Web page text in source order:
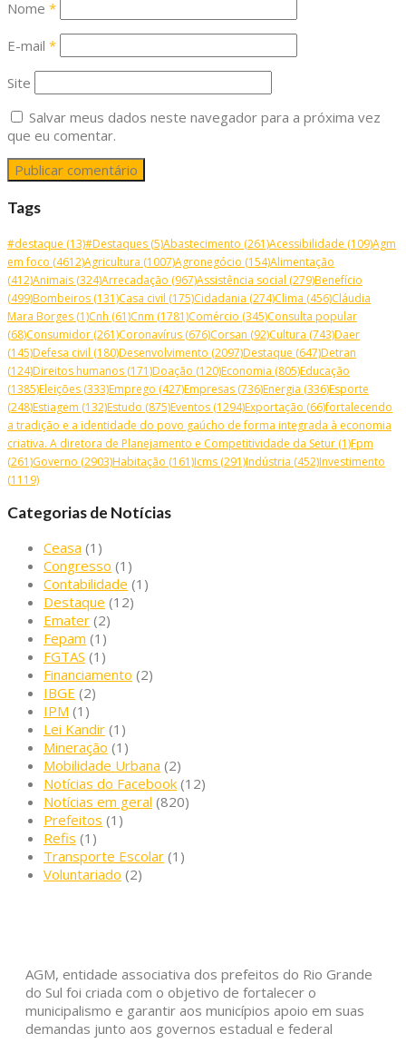
Nome *
E-mail *
Site
Salvar meus dados neste navegador para a próxima vez
que eu comentar.
Tags
#destaque (13)#Destaques (5)Abastecimento (261)Acessibilidade (109)Agm
em foco (4612)Agricultura (1007)Agronegócio (154)Alimentação
(412)Animais (324)Arrecadação (967)Assistência social (279)Benefício
(499)Bombeiros (131)Casa civil (175)Cidadania (274)Clima (456)Cláudia
Mara Borges (1)Cnh (61)Cnm (1781)Comércio (345)Consulta popular
(68)Consumidor (261)Coronavírus (676)Corsan (92)Cultura (743)Daer
(145)Defesa civil (180)Desenvolvimento (2097)Destaque (647)Detran
(124)Direitos humanos (171)Doação (120)Economia (805)Educação
(1385)Eleições (333)Emprego (427)Empresas (736)Energia (336)Esporte
(248)Estiagem (132)Estudo (875)Eventos (1294)Exportação (66)fortalecendo
a tradição e a identidade do povo gaúcho de forma integrada à economia
criativa. A diretora de Planejamento e Competitividade da Setur (1)Fpm
(261)Governo (2903)Habitação (161)Icms (291)Indústria (452)Investimento
(1119)
Categorias de Notícias
Ceasa (1)
Congresso (1)
Contabilidade (1)
Destaque (12)
Emater (2)
Fepam (1)
FGTAS (1)
Financiamento (2)
IBGE (2)
IPM (1)
Lei Kandir (1)
Mineração (1)
Mobilidade Urbana (2)
Notícias do Facebook (12)
Notícias em geral (820)
Prefeitos (1)
Refis (1)
Transporte Escolar (1)
Voluntariado (2)
AGM, entidade associativa dos prefeitos do Rio Grande
do Sul foi criada com o objetivo de fortalecer o
municipalismo e garantir aos municípios apoio em suas
demandas junto aos governos estadual e federal